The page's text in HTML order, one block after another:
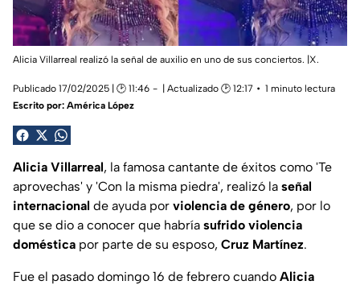
Alicia Villarreal realizó la señal de auxilio en uno de sus conciertos. |X.
Publicado 17/02/2025 | 🕑 11:46 | Actualizado 🕑 12:17
1 minuto lectura
Escrito por: América López
Alicia Villarreal, la famosa cantante de éxitos como 'Te
aprovechas' y 'Con la misma piedra', realizó la señal
internacional de ayuda por violencia de género, por lo
que se dio a conocer que habría sufrido violencia
doméstica por parte de su esposo, Cruz Martínez.
Fue el pasado domingo 16 de febrero cuando Alicia